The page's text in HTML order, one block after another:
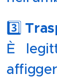
3️⃣
È